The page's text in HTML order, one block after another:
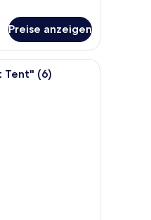
Preise anzeigen
Tent" (6)